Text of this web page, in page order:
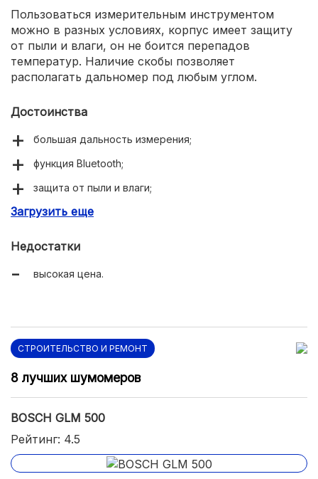
Пользоваться измерительным инструментом
можно в разных условиях, корпус имеет защиту
от пыли и влаги, он не боится перепадов
температур. Наличие скобы позволяет
располагать дальномер под любым углом.
Достоинства
большая дальность измерения;
функция Bluetooth;
защита от пыли и влаги;
высокая точность;
Загрузить еще
Недостатки
высокая цена.
СТРОИТЕЛЬСТВО И РЕМОНТ
8 лучших шумомеров
BOSCH GLM 500
Рейтинг: 4.5